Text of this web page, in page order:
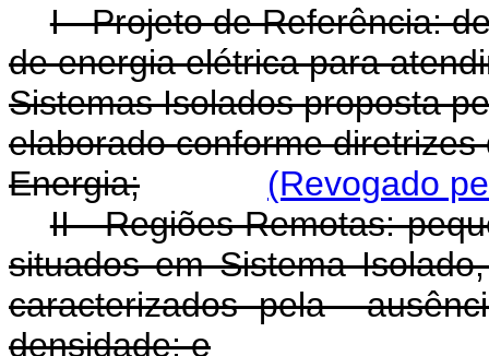
I - Projeto de Referência:
de energia elétrica para
Sistemas Isolados proposta
elaborado conforme
Energia;
(Revogado
II - Regiões Remotas:
situados em Sistema
caracterizados pela
densidade; e